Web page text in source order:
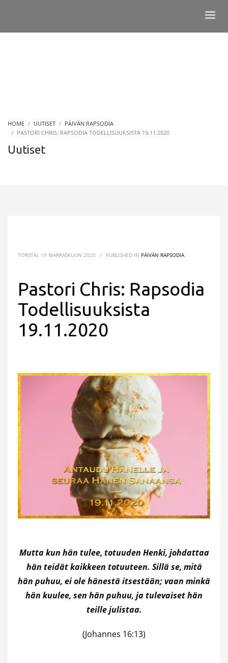
HOME UUTISET
PÄIVÄN RAPSODIA
PASTORI CHRIS: RAPSODIA TODELLISUUKSISTA 19.11.2020
Uutiset
TORSTAI, 19 MARRASKUUN 2020 / PUBLISHED IN PÄIVÄN RAPSODIA
Pastori Chris: Rapsodia
Todellisuuksista
19.11.2020
Mutta kun hän tulee, totuuden Henki, johdattaa
hän teidät kaikkeen totuuteen. Sillä se, mitä
hän puhuu, ei ole hänestä itsestään; vaan minkä
hän kuulee, sen hän puhuu, ja tulevaiset hän
teille julistaa.
(Johannes 16:13)